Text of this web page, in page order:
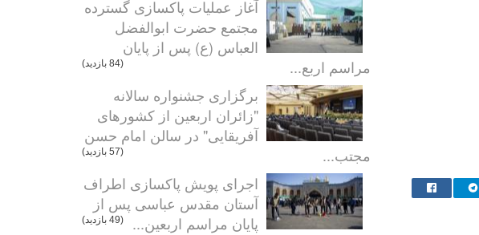
آغاز عملیات پاکسازی گسترده
مجتمع حضرت ابوالفضل
العباس (ع) پس از پایان
مراسم اربع...
(84 بازدید)
برگزاری جشنواره سالانه
"زائران اربعین از کشورهای
آفریقایی" در سالن امام حسن
مجتب...
(57 بازدید)
اجرای پویش پاکسازی اطراف
آستان مقدس عباسی پس از
پایان مراسم اربعین...
(49 بازدید)